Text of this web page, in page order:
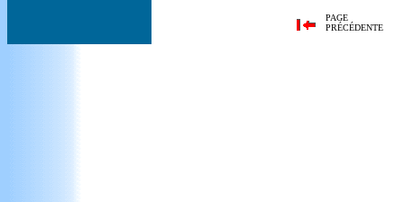
PAGE
PRÉCÉDENTE